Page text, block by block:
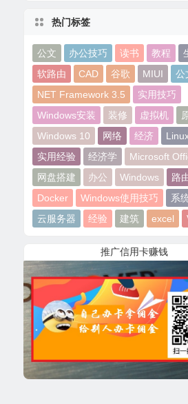
热门标签
公文 办公技巧 读书 教程
软路由
CAD 谷歌 MIUI
公
NET Framework 3.5
实用技巧
Windows安装
装修 虚拟机
Windows 10
网络 经济
实用经验
经济学 Microsoft
网盘搭建
办公 Windows
路
Docker
Windows使用技巧
系
云服务器
经验 建筑 excel
推广信用卡赚钱